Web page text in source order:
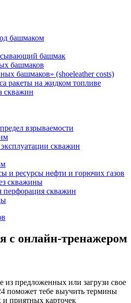
башмаком
башмак
башмаков
башмаков» (shoeleather costs)
ракеты на жидком топливе
скважин
взрываемости
скважин
и ресурсы нефти и горючих газов
скважины
перфорация скважин
с онлайн-тренажером
из предложенных или загрузи свое
поможет тебе выучить термины
приятных карточек